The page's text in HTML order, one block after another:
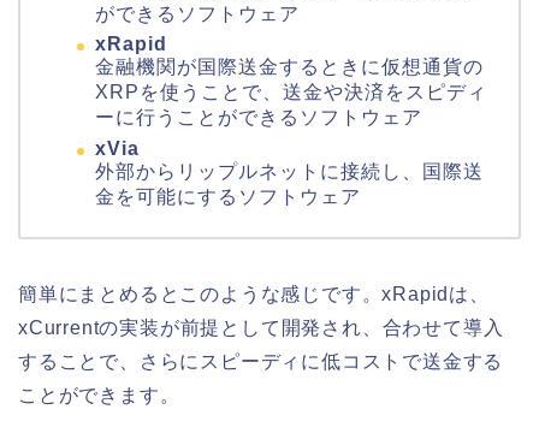
ができるソフトウェア
xRapid
金融機関が国際送金するときに仮想通貨の
XRPを使うことで、送金や決済をスピディ
ーに行うことができるソフトウェア
xVia
外部からリップルネットに接続し、国際送
金を可能にするソフトウェア
簡単にまとめるとこのような感じです。xRapidは、
xCurrentの実装が前提として開発され、合わせて導入
することで、さらにスピーディに低コストで送金する
ことができます。